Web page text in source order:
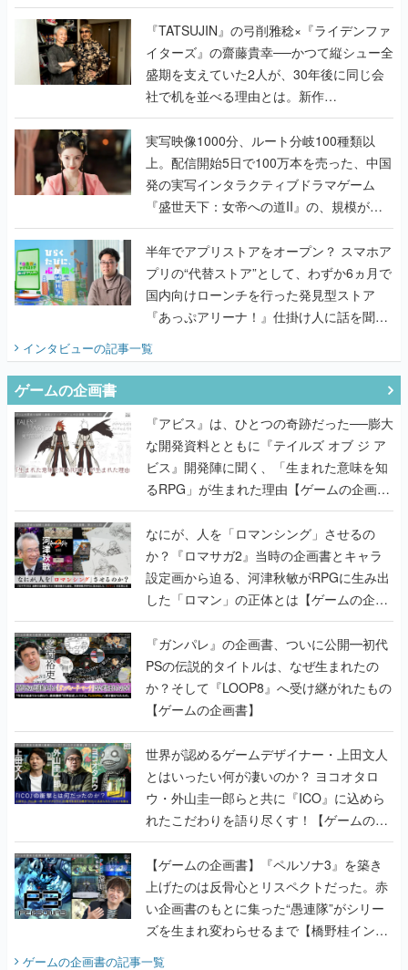
で作り込まれた理由を両ディレクターに聞
く
『TATSUJIN』の弓削雅稔×『ライデンファ
イターズ』の齋藤貴幸──かつて縦シュー全
盛期を支えていた2人が、30年後に同じ会
社で机を並べる理由とは。新作
『TATSUJIN EXTREME』で初タッグを組
んだレジェンド2人に訊く開発秘話
実写映像1000分、ルート分岐100種類以
上。配信開始5日で100万本を売った、中国
発の実写インタラクティブドラマゲーム
『盛世天下：女帝への道II』の、規模が違
うこだわりをプロデューサーに聞いた
半年でアプリストアをオープン？ スマホア
プリの“代替ストア”として、わずか6ヵ月で
国内向けローンチを行った発見型ストア
『あっぷアリーナ！』仕掛け人に話を聞い
インタビューの記事一覧
ゲームの企画書
『アビス』は、ひとつの奇跡だった──膨大
な開発資料とともに『テイルズ オブ ジ ア
ビス』開発陣に聞く、「生まれた意味を知
るRPG」が生まれた理由【ゲームの企画
書】
なにが、人を「ロマンシング」させるの
か？『ロマサガ2』当時の企画書とキャラ
設定画から迫る、河津秋敏がRPGに生み出
した「ロマン」の正体とは【ゲームの企画
書】
『ガンパレ』の企画書、ついに公開━初代
PSの伝説的タイトルは、なぜ生まれたの
か？そして『LOOP8』へ受け継がれたもの
【ゲームの企画書】
世界が認めるゲームデザイナー・上田文人
とはいったい何が凄いのか？ ヨコオタロ
ウ・外山圭一郎らと共に『ICO』に込めら
れたこだわりを語り尽くす！【ゲームの企
画書】
【ゲームの企画書】『ペルソナ3』を築き
上げたのは反骨心とリスペクトだった。赤
い企画書のもとに集った“愚連隊”がシリー
ズを生まれ変わらせるまで【橋野桂インタ
ゲームの企画書の記事一覧